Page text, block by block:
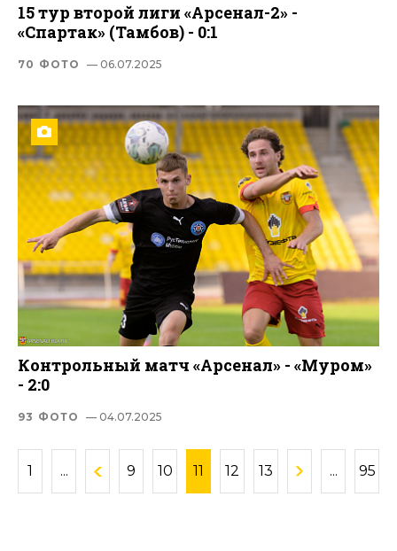
15 тур второй лиги «Арсенал-2» -
«Спартак» (Тамбов) - 0:1
70 ФОТО — 06.07.2025
Контрольный матч «Арсенал» - «Муром»
- 2:0
93 ФОТО — 04.07.2025
1 ... 9 10 11 12 13 ... 95